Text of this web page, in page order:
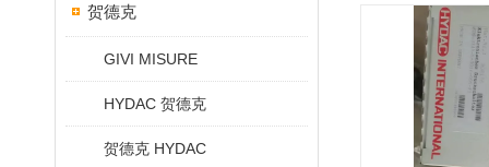
贺德克
GIVI MISURE
HYDAC 贺德克
贺德克 HYDAC